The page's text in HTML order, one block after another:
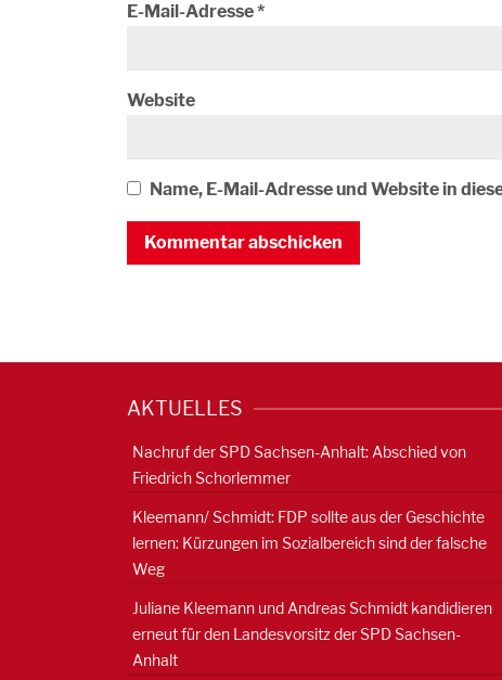
E-Mail-Adresse*
Website
Name, E-Mail-Adresse und Website in
AKTUELLES
Nachruf der SPD Sachsen-Anhalt: Abschied von
Friedrich Schorlemmer
Kleemann/ Schmidt: FDP sollte aus der Geschichte
lernen: Kürzungen im Sozialbereich sind der falsche
Weg
Juliane Kleemann und Andreas Schmidt kandidieren
erneut für den Landesvorsitz der SPD Sachsen-
Anhalt